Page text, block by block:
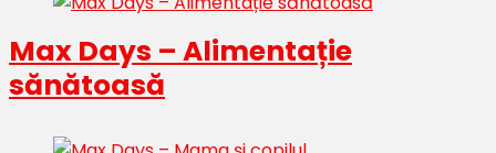
Max Days – Alimentație
sănătoasă